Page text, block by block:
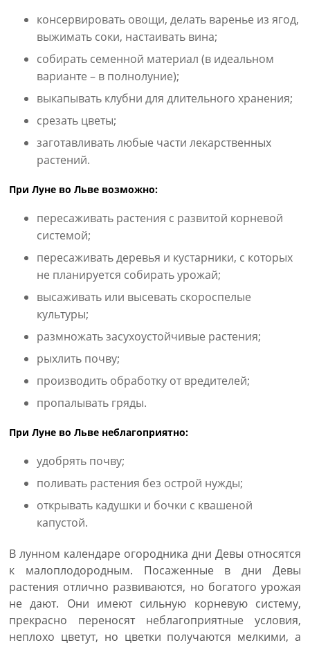
консервировать овощи, делать варенье из ягод,
выжимать соки, настаивать вина;
собирать семенной материал (в идеальном
варианте – в полнолуние);
выкапывать клубни для длительного хранения;
срезать цветы;
заготавливать любые части лекарственных
растений.
При Луне во Льве возможно:
пересаживать растения с развитой корневой
системой;
пересаживать деревья и кустарники, с которых
не планируется собирать урожай;
высаживать или высевать скороспелые
культуры;
размножать засухоустойчивые растения;
рыхлить почву;
производить обработку от вредителей;
пропалывать гряды.
При Луне во Льве неблагоприятно:
удобрять почву;
поливать растения без острой нужды;
открывать кадушки и бочки с квашеной
капустой.
В лунном календаре огородника дни Девы относятся
к малоплодородным. Посаженные в дни Девы
растения отлично развиваются, но богатого урожая
не дают. Они имеют сильную корневую систему,
прекрасно переносят неблагоприятные условия,
неплохо цветут, но цветки получаются мелкими, а